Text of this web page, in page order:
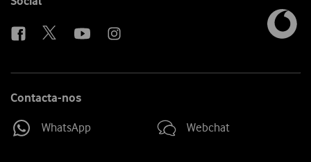
Contacta-nos
WhatsApp Webchat